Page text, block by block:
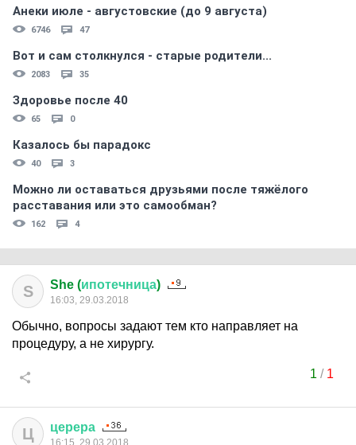
Анеки июле - августовские (до 9 августа)
6746 47
Вот и сам столкнулся - старые родители...
2083 35
Здоровье после 40
65 0
Казалось бы парадокс
40 3
Можно ли оставаться друзьями после тяжёлого
расставания или это самообман?
162 4
S She (ипотечница)
16:03, 29.03.2018
Обычно, вопросы задают тем кто направляет на
процедуру, а не хирургу.
1 / 1
Ц церера
16:15, 29.03.2018